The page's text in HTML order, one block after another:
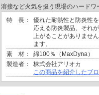
溶接など火気を扱う現場のハードワ
特 長：
優れた耐熱性と防炎性
応える防炎製品、それ
上がることがありませ
ます。
素 材：
綿100％（MaxDyna）
製造者：
株式会社アリオカ
この商品を紹介したブ